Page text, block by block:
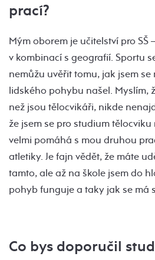
prací?
Mým oborem je učitelství pro SŠ
v kombinací s geografií. Sportu
nemůžu uvěřit tomu, jak jsem
lidského pohybu našel. Myslím,
než jsou tělocvikáři, nikde
že jsem se pro studium
velmi pomáhá s mou druhou
atletiky. Je fajn vědět, že máte
tamto, ale až na škole jsem do
pohyb funguje a taky jak se má
Co bys doporučil